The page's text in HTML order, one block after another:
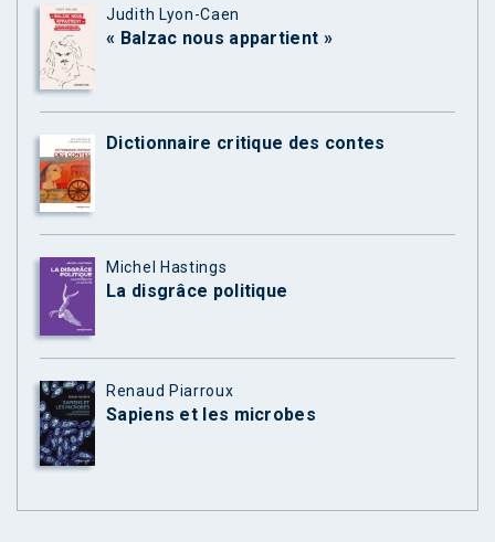
Judith Lyon-Caen
« Balzac nous appartient »
Dictionnaire critique des contes
Michel Hastings
La disgrâce politique
Renaud Piarroux
Sapiens et les microbes